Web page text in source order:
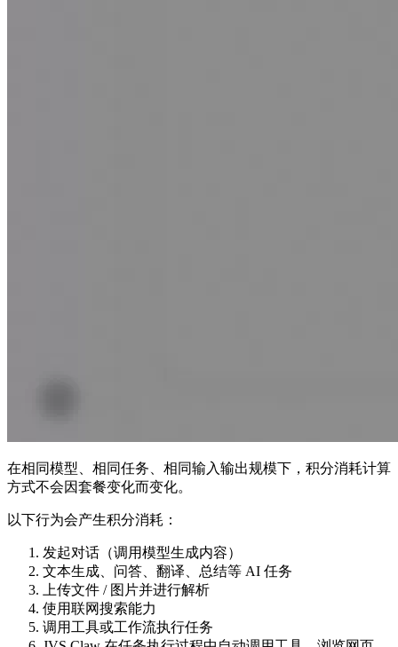
在相同模型、相同任务、相同输入输出规模下，积分消耗计算
方式不会因套餐变化而变化。
以下行为会产生积分消耗：
发起对话（调用模型生成内容）
文本生成、问答、翻译、总结等 AI 任务
上传文件 / 图片并进行解析
使用联网搜索能力
调用工具或工作流执行任务